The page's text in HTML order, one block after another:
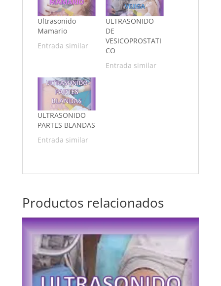
Ultrasonido
Mamario
Entrada similar
ULTRASONIDO
DE
VESICOPROSTATI
CO
Entrada similar
ULTRASONIDO
PARTES BLANDAS
Entrada similar
Productos relacionados